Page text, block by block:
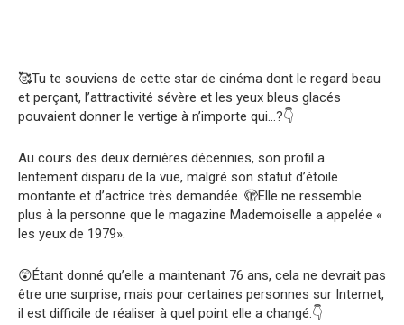
🥰Tu te souviens de cette star de cinéma dont le regard beau
et perçant, l’attractivité sévère et les yeux bleus glacés
pouvaient donner le vertige à n’importe qui…?👇
Au cours des deux dernières décennies, son profil a
lentement disparu de la vue, malgré son statut d’étoile
montante et d’actrice très demandée. 🫣Elle ne ressemble
plus à la personne que le magazine Mademoiselle a appelée «
les yeux de 1979».
😲Étant donné qu’elle a maintenant 76 ans, cela ne devrait pas
être une surprise, mais pour certaines personnes sur Internet,
il est difficile de réaliser à quel point elle a changé.👇